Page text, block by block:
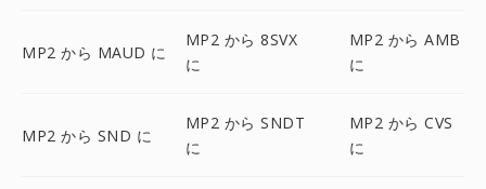
MP2 から MAUD に
MP2 から 8SVX
に
MP2 から AMB
に
MP2 から SND に
MP2 から SNDT
に
MP2 から CVS
に